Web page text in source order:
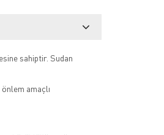
sahiptir. Sudan
önlem amaçlı